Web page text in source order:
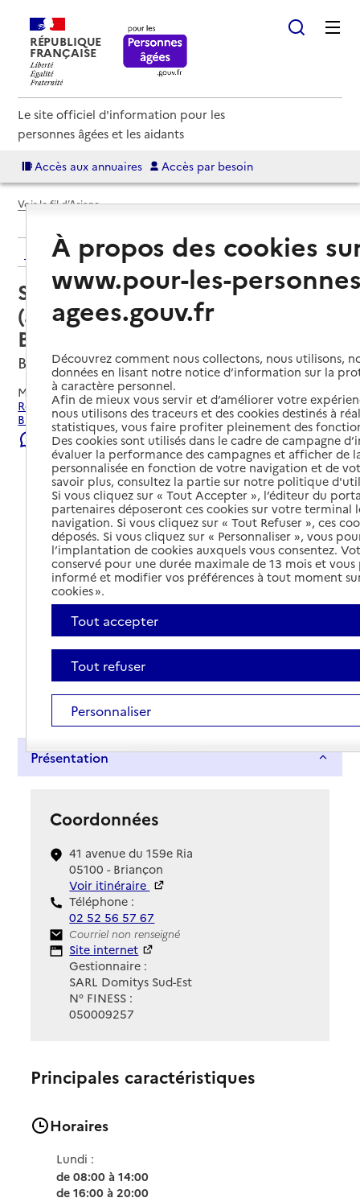
RÉPUBLIQUE
FRANÇAISE
Le site officiel d'information pour les
personnes âgées et les aidants
Accès aux annuaires Accès par besoin
Voir le fil d’Ariane
Retour aux résultats de l'annuaire
Service autonomie à domicile
(aide) – Domitys Sud-Est Aiglons
Blancs
Briançon, HAUTES-ALPES
Mis à jour le23/07/2026
Rechercher les établissements et services autour de
Briançon.
Signaler une erreur
Tout déplier
Présentation
Coordonnées
41 avenue du 159e Ria
05100 - Briançon
Voir itinéraire
Téléphone :
02 52 56 57 67
Contact
Courriel non renseigné
Site Internet
Site internet
Gestionnaire :
SARL Domitys Sud-Est
N° FINESS :
050009257
Principales caractéristiques
Horaires
Lundi :
de 08:00 à 14:00
de 16:00 à 20:00
À propos des cookies
www.pour-les-
agees.gouv.fr
Découvrez comment nous collectons, nous utilisons,
données en lisant notre notice d’information sur la
à caractère personnel.
Afin de mieux vous servir et d’améliorer votre
nous utilisons des traceurs et des cookies destinés à
statistiques, vous faire profiter pleinement des
Des cookies sont utilisés dans le cadre de campagne
évaluer la performance des campagnes et afficher de
personnalisée en fonction de votre navigation et de
savoir plus, consultez la partie sur notre politique
Si vous cliquez sur « Tout Accepter », l’éditeur du
partenaires déposeront ces cookies sur votre terminal
navigation. Si vous cliquez sur « Tout Refuser », ces
déposés. Si vous cliquez sur « Personnaliser », vous
l’implantation de cookies auxquels vous consentez.
conservé pour une durée maximale de 13 mois et
informé et modifier vos préférences à tout moment
cookies ».
Tout accepter
Tout refuser
Personnaliser